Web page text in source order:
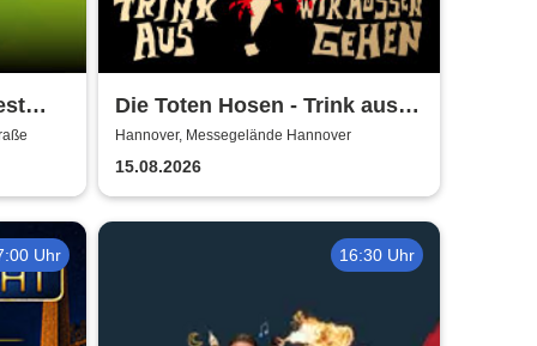
Die Toten Hosen - Trink aus!
Wir müssen gehen - Tour
2026
Hannover, Messegelände Hannover
15.08.2026
Uhr 16:30 Uhr